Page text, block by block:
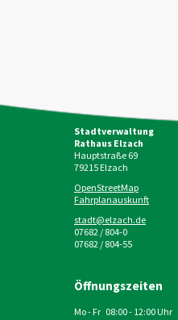
Stadtverwaltung
Rathaus Elzach
Hauptstraße 69
79215Elzach
OpenStreetMap
Fahrplanauskunft
stadt@elzach.de
07682 / 804-0
07682 / 804-55
Öffnungszeiten
Mo - Fr 08:00 - 12:00 Uhr